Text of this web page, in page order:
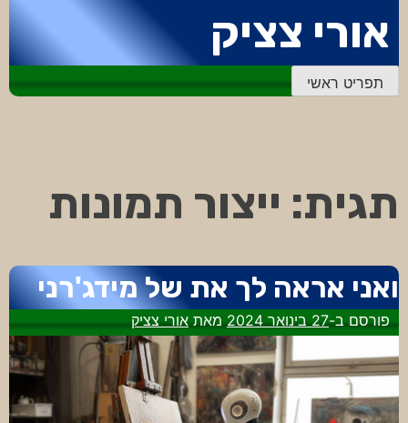
לתוכן
אורי צציק
תפריט ראשי
תגית: ייצור תמונות
ואני אראה לך את של מידג'רני
פורסם ב-27 בינואר 2024 מאתאורי צציק